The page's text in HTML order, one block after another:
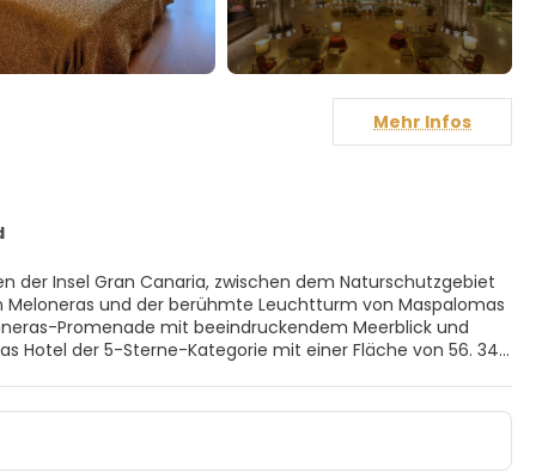
der Insel Gran Canaria, zwischen dem Naturschutzgebiet
und der berühmte Leuchtturm von Maspalomas
Promenade mit beeindruckendem Meerblick und
Hotel der 5-Sterne-Kategorie mit einer Fläche von 56. 340
Gastro Experience genießen, einer überraschenden
Angeboten in den verschiedenen Themenbuffets
zu entdecken. Eine der Hauptattraktionen des Lopesan
Mehr Infos